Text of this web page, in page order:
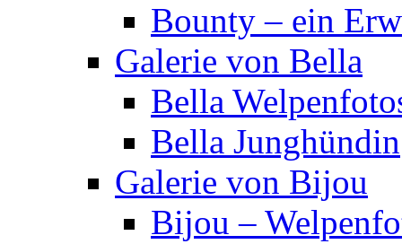
Bounty – ein
Galerie von Bella
Bella
Bella Junghündin
Galerie von Bijou
Bijou –